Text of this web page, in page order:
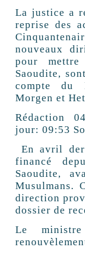
La justice a
reprise des
nouveaux
pour
Saoudite,
compte du
Morgen et
Rédaction
jour: 09:53
En avril
financé
Saoudite,
Musulmans.
direction
dossier de
Le